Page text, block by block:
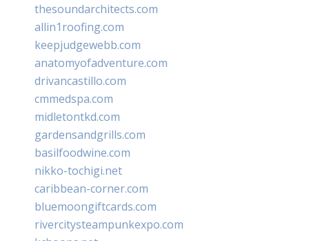
thesoundarchitects.com
allin1roofing.com
keepjudgewebb.com
anatomyofadventure.com
drivancastillo.com
cmmedspa.com
midletontkd.com
gardensandgrills.com
basilfoodwine.com
nikko-tochigi.net
caribbean-corner.com
bluemoongiftcards.com
rivercitysteampunkexpo.com